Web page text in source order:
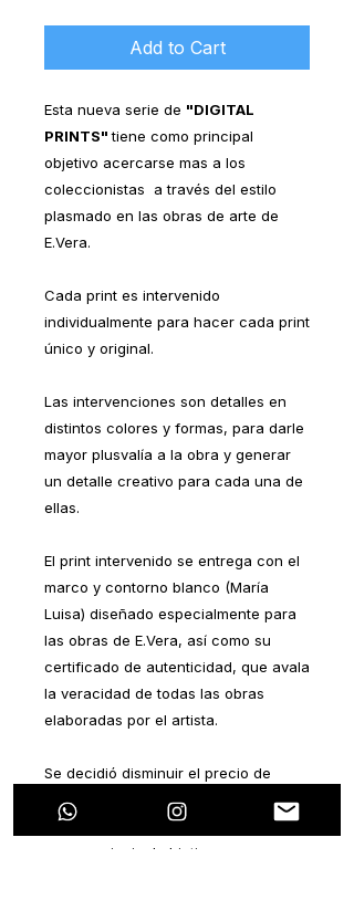
Add to Cart
Esta nueva serie de "DIGITAL
PRINTS"tiene como principal
objetivo acercarse mas a los
coleccionistas a través del estilo
plasmado en las obras de arte de
E.Vera.
Cada print es intervenido
individualmente para hacer cada print
único y original.
Las intervenciones son detalles en
distintos colores y formas, para darle
mayor plusvalía a la obra y generar
un detalle creativo para cada una de
ellas.
El print intervenido se entrega con el
marco y contorno blanco (María
Luisa) diseñado especialmente para
las obras de E.Vera, así como su
certificado de autenticidad, que avala
la veracidad de todas las obras
elaboradas por el artista.
Se decidió disminuir el precio de
manera considerable por ser una
serie de lanzamiento, y sobre todo,
que su principal objetivo es generar